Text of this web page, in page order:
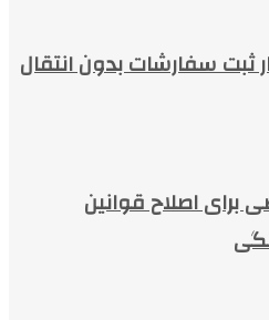
ثبت سفارشات بدون انتقال
اصلاح قوانین